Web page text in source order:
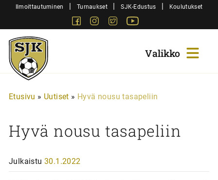
SiirryIlmoittautuminen | Turnaukset | SJK-Edustus | Koulutukset
FacebookInstagram
Twitter
Sjk-
Juniorit
Etusivu » Uutiset » Hyvä nousu tasapeliin
Hyvä nousu tasapeliin
Julkaistu 30.1.2022